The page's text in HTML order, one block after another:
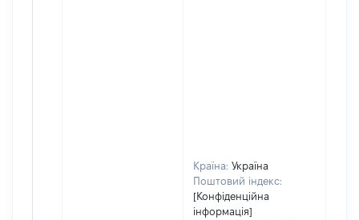
Країна: Україна
Поштовий індекс:
[Конфіденційна
інформація]